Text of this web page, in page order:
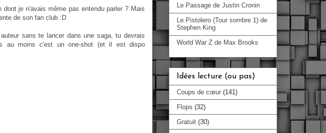
je n'avais même pas entendu parler ? Mais
de son fan club :D
sans te lancer dans une saga, tu devrais
au moins c'est un one-shot (et il est dispo
Le Passage de Justin Cronin
Le Pistolero (Tour sombre 1) de
Stephen King
World War Z de Max Brooks
Idées lecture (ou pas)
Coups de cœur (141)
Flops (32)
Gratuit (30)